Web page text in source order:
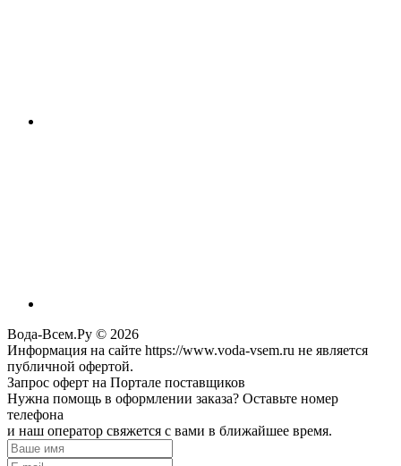
Вода-Всем.Ру © 2026
Информация на сайте https://www.voda-vsem.ru не является
публичной офертой.
Запрос оферт на Портале поставщиков
Нужна помощь в оформлении заказа? Оставьте номер
телефона
и наш оператор свяжется с вами в ближайшее время.